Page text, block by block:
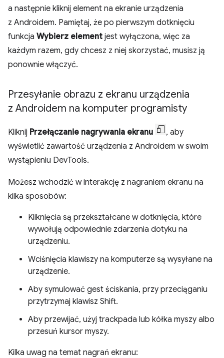
a następnie kliknij element na ekranie urządzenia
z Androidem. Pamiętaj, że po pierwszym dotknięciu
funkcja Wybierz element jest wyłączona, więc za
każdym razem, gdy chcesz z niej skorzystać, musisz ją
ponownie włączyć.
Przesyłanie obrazu z ekranu urządzenia
z Androidem na komputer programisty
Kliknij Przełączanie nagrywania ekranu
, aby
wyświetlić zawartość urządzenia z Androidem w swoim
wystąpieniu DevTools.
Możesz wchodzić w interakcję z nagraniem ekranu na
kilka sposobów:
Kliknięcia są przekształcane w dotknięcia, które
wywołują odpowiednie zdarzenia dotyku na
urządzeniu.
Wciśnięcia klawiszy na komputerze są wysyłane na
urządzenie.
Aby symulować gest ściskania, przy przeciąganiu
przytrzymaj klawisz Shift.
Aby przewijać, użyj trackpada lub kółka myszy albo
przesuń kursor myszy.
Kilka uwag na temat nagrań ekranu: